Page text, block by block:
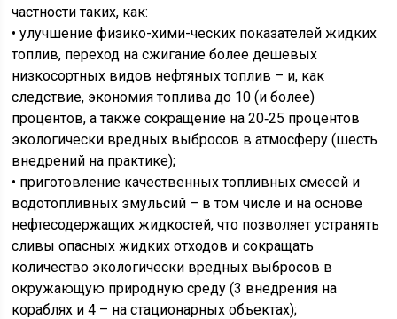
частности таких, как:
• улучшение физико-хими-ческих показателей жидких
топлив, переход на сжигание более дешевых
низкосортных видов нефтяных топлив – и, как
следствие, экономия топлива до 10 (и более)
процентов, а также сокращение на 20‑25 процентов
экологически вредных выбросов в атмосферу (шесть
внедрений на практике);
• приготовление качественных топливных смесей и
водотопливных эмульсий – в том числе и на основе
нефтесодержащих жидкостей, что позволяет устранять
сливы опасных жидких отходов и сокращать
количество экологически вредных выбросов в
окружающую природную среду (3 внедрения на
кораблях и 4 – на стационарных объектах);